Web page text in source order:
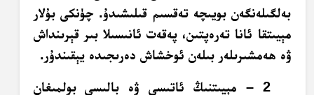
بەلگىلەنگەن بويىچە تەقسىم قىلىشىدۇ. چۈنكى بۇلار
مېيىتقا ئانا تەرەپتىن، پەقەت ئانىسىلا بىر قېرىنداش
ۋە ھەمشىرىلەر بىلەن ئوخشاش دەرىجىدە يېقىندۇر.
2 – مېيىتنىڭ ئاتىسى ۋە بالىسى بولمىغان